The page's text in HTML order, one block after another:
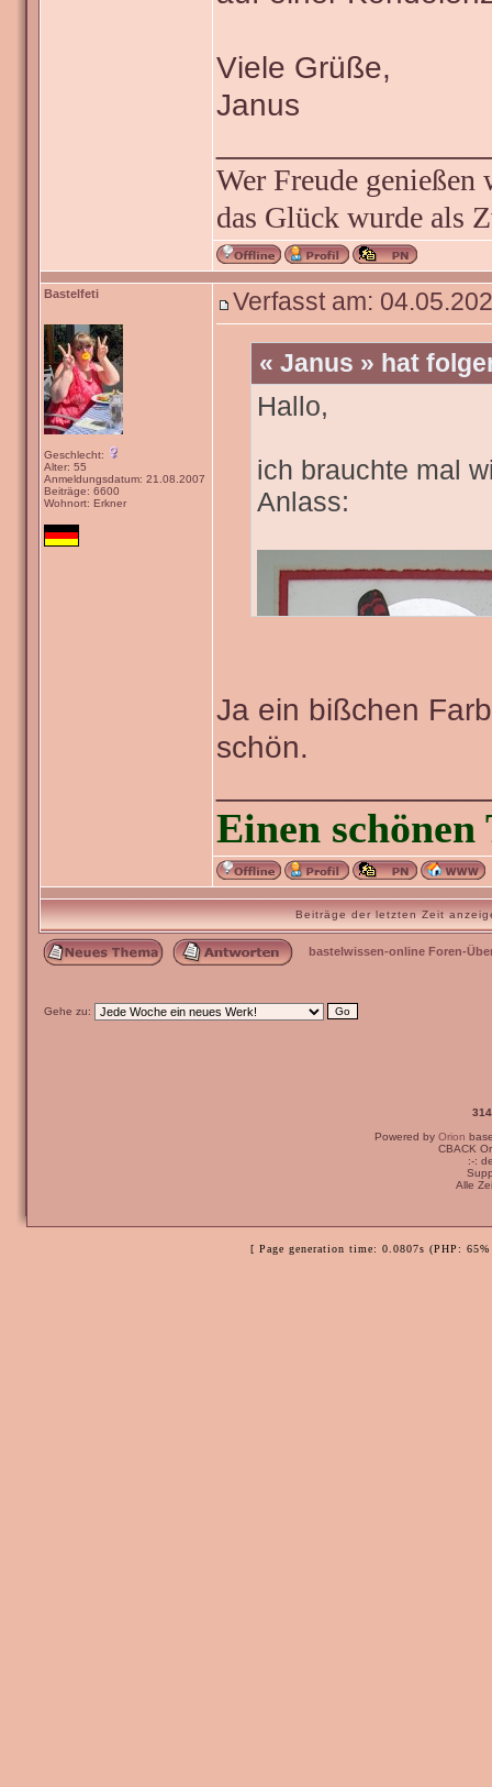
Viele Grüße,
Janus
Wer Freude
das Glück wurde als
Bastelfeti
Geschlecht:
Alter: 55
Anmeldungsdatum: 21.08.2007
Beiträge: 6600
Wohnort: Erkner
Verfasst am:
« Janus » hat
Hallo,
ich brauchte mal
Anlass:
Ich bin der
auf einer
Viele Grüße,
Ja ein bißchen
schön.
Einen
Beiträge der letzten Zeit
bastelwissen-online Foren-
Gehe zu:
Powered by Orion
CBACK
:-:
Alle
[ Page generation time: 0.0807s (PHP: